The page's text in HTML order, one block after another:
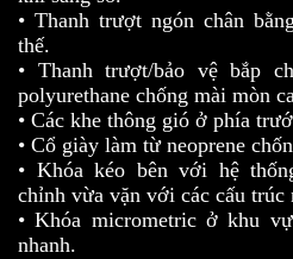
• Thanh trượt ngón chân
thế.
• Thanh trượt/bảo vệ bắp
polyurethane chống mài mòn
• Các khe thông gió ở phía
• Cổ giày làm từ neoprene
• Khóa kéo bên với hệ
chỉnh vừa vặn với các cấu trúc
• Khóa micrometric ở khu
nhanh.